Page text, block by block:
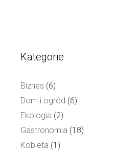
Kategorie
Biznes (6)
Dom i ogród (6)
Ekologia (2)
Gastronomia (18)
Kobieta (1)